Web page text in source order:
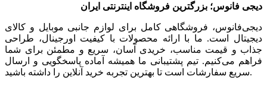
دیجی فانوس؛ بزرگترین فروشگاه اینترنتی ایران
دیجی‌فانوس، فروشگاهی کامل برای لوازم جانبی موبایل و کالای
دیجیتال است. ما با ارائه محصولات با کیفیت اورجینال، طراحی
جذاب و قیمت مناسب، خریدی آسان، سریع و مطمئن برای شما
فراهم می‌کنیم. تیم پشتیبانی ما همیشه آماده پاسخگویی و ارسال
سریع سفارشات است تا بهترین تجربه خرید آنلاین را داشته باشید.